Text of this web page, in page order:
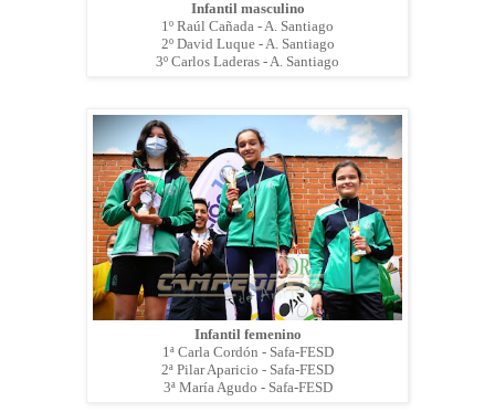
Infantil masculino
1º Raúl Cañada - A. Santiago
2º David Luque - A. Santiago
3º Carlos Laderas - A. Santiago
Infantil femenino
1ª Carla Cordón - Safa-FESD
2ª Pilar Aparicio - Safa-FESD
3ª María Agudo - Safa-FESD